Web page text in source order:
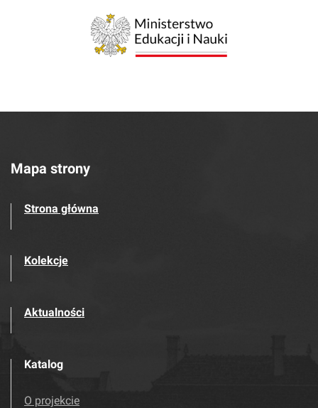
Mapa strony
Strona główna
Kolekcje
Aktualności
Katalog
O projekcie